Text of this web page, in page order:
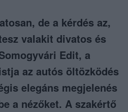
de a kérdés az,
valakit divatos és
Edit, a
az autós öltözködés
elegáns megjelenés
a nézőket. A szakértő